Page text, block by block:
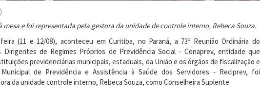
e foi representada pela gestora da unidade de controle interno, Rebeca Souza.
(11 e 12/08), aconteceu em Curitiba, no Paraná, a 73º Reunião Ordinária do
Dirigentes de Regimes Próprios de Previdência Social - Conaprev, entidade que
previdenciárias municipais, estaduais, da União e os órgãos de fiscalização e
de Previdência e Assistência à Saúde dos Servidores - Reciprev, foi
da unidade controle interno, Rebeca Souza, como Conselheira Suplente.